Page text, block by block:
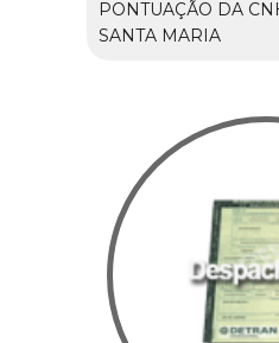
PONTUAÇÃO DA
SANTA MARIA